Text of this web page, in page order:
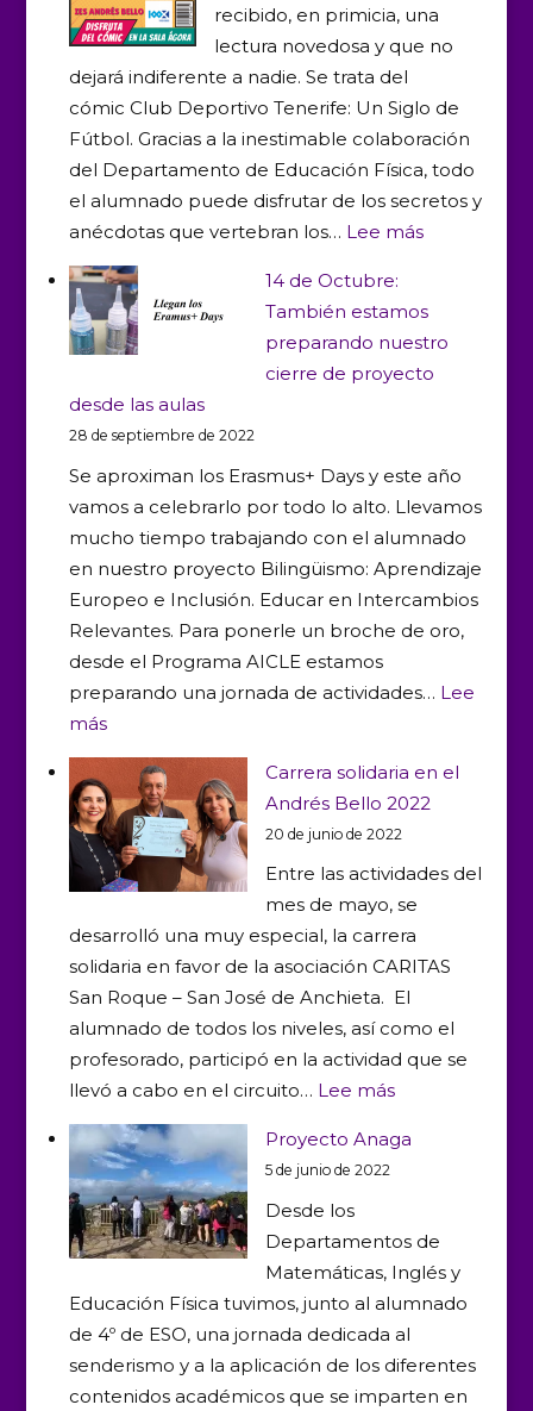
IES
recibido, en primicia, una
lectura novedosa y que no
dejará indiferente a nadie. Se trata del
cómic Club Deportivo Tenerife: Un Siglo de
Fútbol. Gracias a la inestimable colaboración
del Departamento de Educación Física, todo
el alumnado puede disfrutar de los secretos y
anécdotas que vertebran los… Lee más:
Tenerife:
Un
siglo
14 de Octubre:
También estamos
preparando nuestro
cierre de proyecto
desde las aulas
28 de septiembre de 2022
Se aproximan los Erasmus+ Days y este año
vamos a celebrarlo por todo lo alto. Llevamos
mucho tiempo trabajando con el alumnado
en nuestro proyecto Bilingüismo: Aprendizaje
Europeo e Inclusión. Educar en Intercambios
Relevantes. Para ponerle un broche de oro,
desde el Programa AICLE estamos
preparando una jornada de actividades… Lee
más:
14
de
Octubre:
También
estamos
nuestro
cierre
de
proyecto
desde
las
aulas
Carrera solidaria en el
Andrés Bello 2022
20 de junio de 2022
Entre las actividades del
mes de mayo, se
desarrolló una muy especial, la carrera
solidaria en favor de la asociación CARITAS
San Roque – San José de Anchieta. El
alumnado de todos los niveles, así como el
profesorado, participó en la actividad que se
llevó a cabo en el circuito… Lee más:
solidaria
Andrés
Bello
2022
Proyecto Anaga
5 de junio de 2022
Desde los
Departamentos de
Matemáticas, Inglés y
Educación Física tuvimos, junto al alumnado
de 4º de ESO, una jornada dedicada al
senderismo y a la aplicación de los diferentes
contenidos académicos que se imparten en